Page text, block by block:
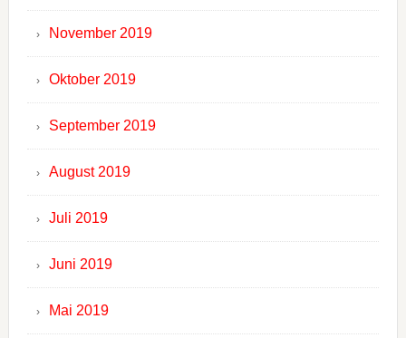
November 2019
Oktober 2019
September 2019
August 2019
Juli 2019
Juni 2019
Mai 2019